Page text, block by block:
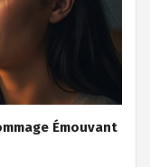
Émouvant